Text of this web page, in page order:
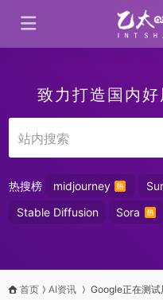
致力打造国内
热搜榜 midjourney
Stable Diffusion
Sora
首页 AI资讯 Google正在测试